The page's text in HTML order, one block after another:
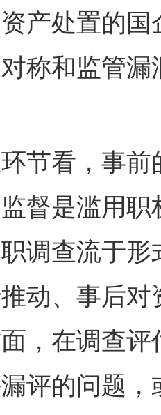
产处置的
称和监管
看，事前
督是滥用
调查流于
动、事后
，在调查
评的问题，